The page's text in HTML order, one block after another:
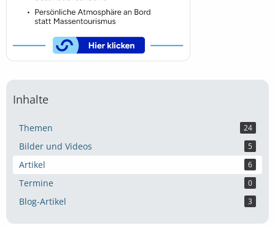
Inhalte
Themen 24
Bilder und Videos 5
Artikel 6
Termine 0
Blog-Artikel 3